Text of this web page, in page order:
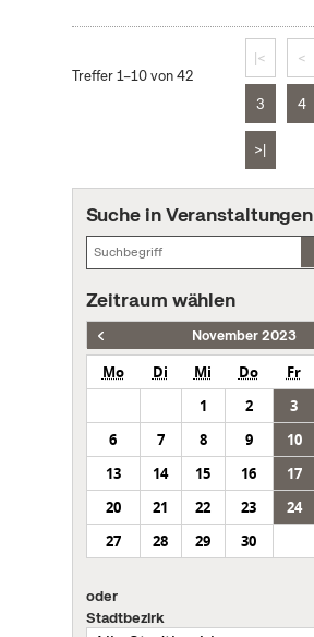
Treffer 1–10 von 42
|< <
3 4
>|
Suche in Veranstaltungen
Zeitraum wählen
November 2023
Mo Di Mi Do Fr
1
2 3
6
7 8 9 10
13
14 15 16 17
20
21 22 23 24
27
28 29 30
oder
Stadtbezirk